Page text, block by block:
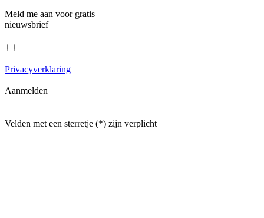
Meld me aan voor gratis
nieuwsbrief
Privacyverklaring
Aanmelden
Velden met een sterretje (*) zijn verplicht